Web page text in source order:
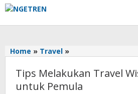
Skip
content
Home » Travel »Tips
Travel
Wisata
Tips Melakukan Travel
untuk Pemula